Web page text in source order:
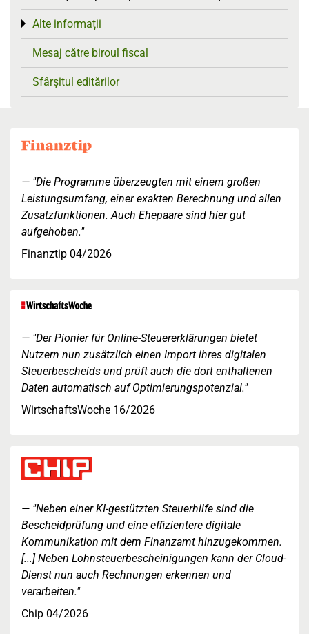
Alte informații
Toggle menu
Mesaj către biroul fiscal
Sfârșitul editărilor
"Die Programme überzeugten mit einem großen
Leistungsumfang, einer exakten Berechnung und allen
Zusatzfunktionen. Auch Ehepaare sind hier gut
aufgehoben."
Finanztip 04/2026
"Der Pionier für Online-Steuererklärungen bietet
Nutzern nun zusätzlich einen Import ihres digitalen
Steuerbescheids und prüft auch die dort enthaltenen
Daten automatisch auf Optimierungspotenzial."
WirtschaftsWoche 16/2026
"Neben einer KI-gestützten Steuerhilfe sind die
Bescheidprüfung und eine effizientere digitale
Kommunikation mit dem Finanzamt hinzugekommen.
[...] Neben Lohnsteuerbescheinigungen kann der Cloud-
Dienst nun auch Rechnungen erkennen und
verarbeiten."
Chip 04/2026